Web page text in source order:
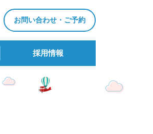
お問い合わせ・ご予約
採⽤情報